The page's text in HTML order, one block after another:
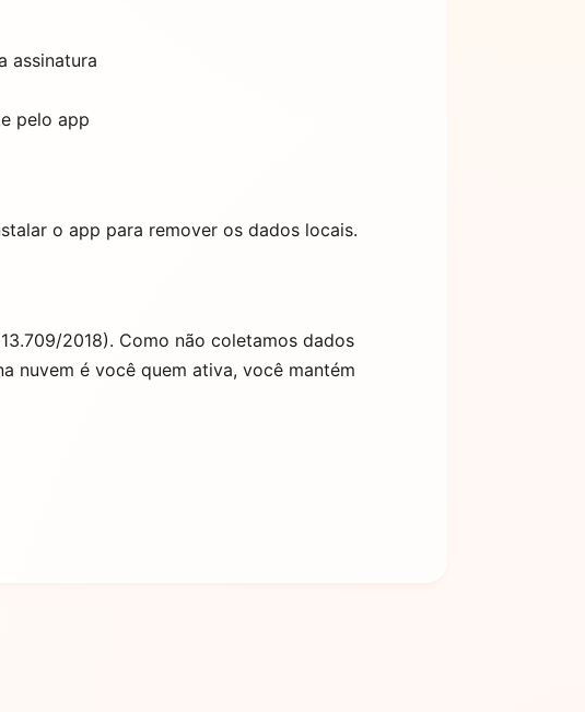
assinatura
pelo app
o app para remover os dados locais.
2018). Como não coletamos dados
nuvem é você quem ativa, você mantém